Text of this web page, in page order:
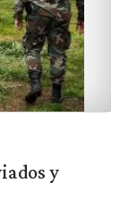
y